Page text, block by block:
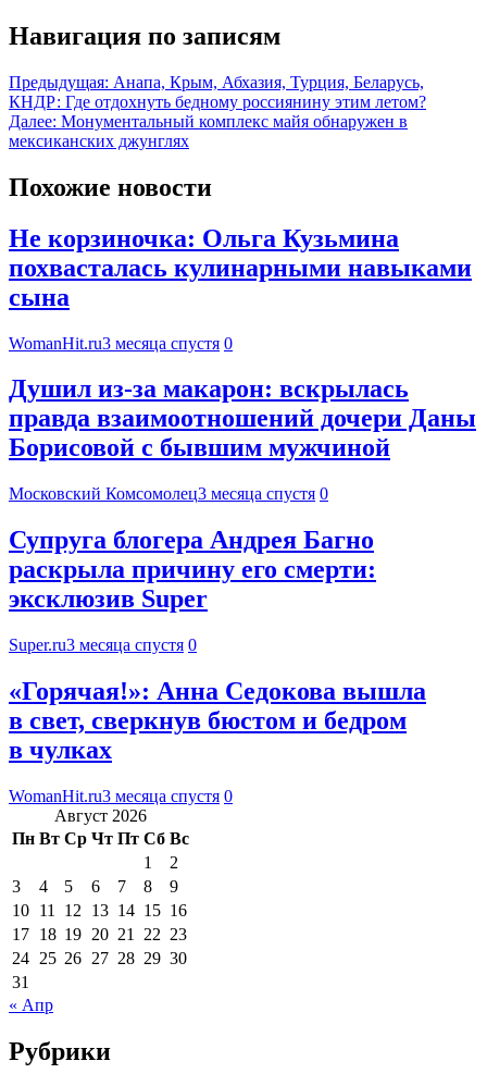
Навигация по записям
Предыдущая: Анапа, Крым, Абхазия, Турция, Беларусь,
КНДР: Где отдохнуть бедному россиянину этим летом?
Далее: Монументальный комплекс майя обнаружен в
мексиканских джунглях
Похожие новости
Не корзиночка: Ольга Кузьмина
похвасталась кулинарными навыками
сына
WomanHit.ru3 месяца спустя 0
Душил из-за макарон: вскрылась
правда взаимоотношений дочери Даны
Борисовой с бывшим мужчиной
Московский Комсомолец3 месяца спустя 0
Супруга блогера Андрея Багно
раскрыла причину его смерти:
эксклюзив Super
Super.ru3 месяца спустя 0
«Горячая!»: Анна Седокова вышла
в свет, сверкнув бюстом и бедром
в чулках
WomanHit.ru3 месяца спустя 0
Август 2026
Пн Вт Ср Чт Пт Сб Вс
1
2
3
4 5 6 7 8
9
10 11 12 13 14 15 16
17 18 19 20 21 22 23
24 25 26 27 28 29 30
31
« Апр
Рубрики